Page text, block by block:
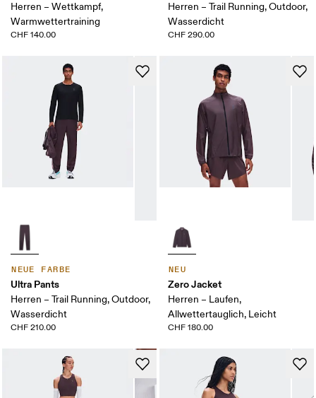
Herren – Wettkampf,
Warmwettertraining
CHF 140.00
Herren – Trail Running, Outdoor,
Wasserdicht
CHF 290.00
NEUE FARBE
Ultra Pants
Herren – Trail Running, Outdoor,
Wasserdicht
CHF 210.00
NEU
Zero Jacket
Herren – Laufen,
Allwettertauglich, Leicht
CHF 180.00